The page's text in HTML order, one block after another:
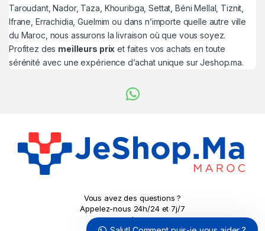
Taroudant, Nador, Taza, Khouribga, Settat, Béni Mellal, Tiznit,
Ifrane, Errachidia, Guelmim ou dans n’importe quelle autre ville
du Maroc, nous assurons la livraison où que vous soyez.
Profitez des meilleurs prix et faites vos achats en toute
sérénité avec une expérience d’achat unique sur Jeshop.ma.
Vous avez des questions ?
Appelez-nous 24h/24 et 7j/7
!